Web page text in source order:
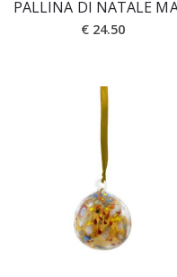
€ 24.50